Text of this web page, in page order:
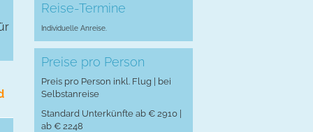
Reise-Termine
Individuelle Anreise.
Preise pro Person
Preis pro Person inkl. Flug | bei
Selbstanreise
Standard Unterkünfte ab € 2910 |
ab € 2248